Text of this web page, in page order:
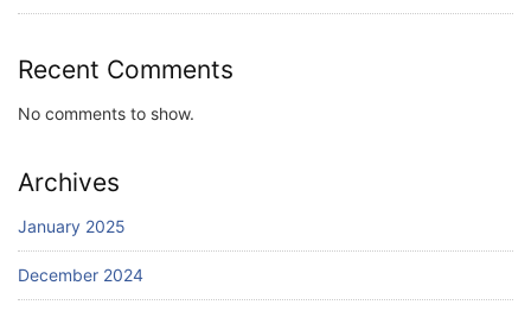
Recent Comments
No comments to show.
Archives
January 2025
December 2024